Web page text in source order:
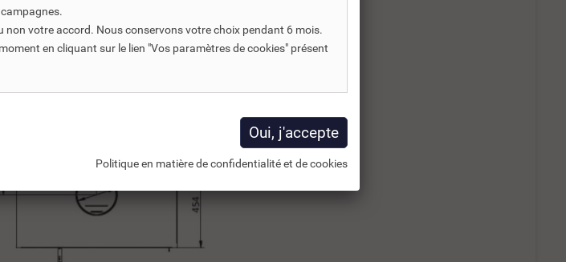
votre accord. Nous conservons votre choix pendant 6 mois.
en cliquant sur le lien "Vos paramètres de cookies" présent
Politique en matière de confidentialité et de cookies